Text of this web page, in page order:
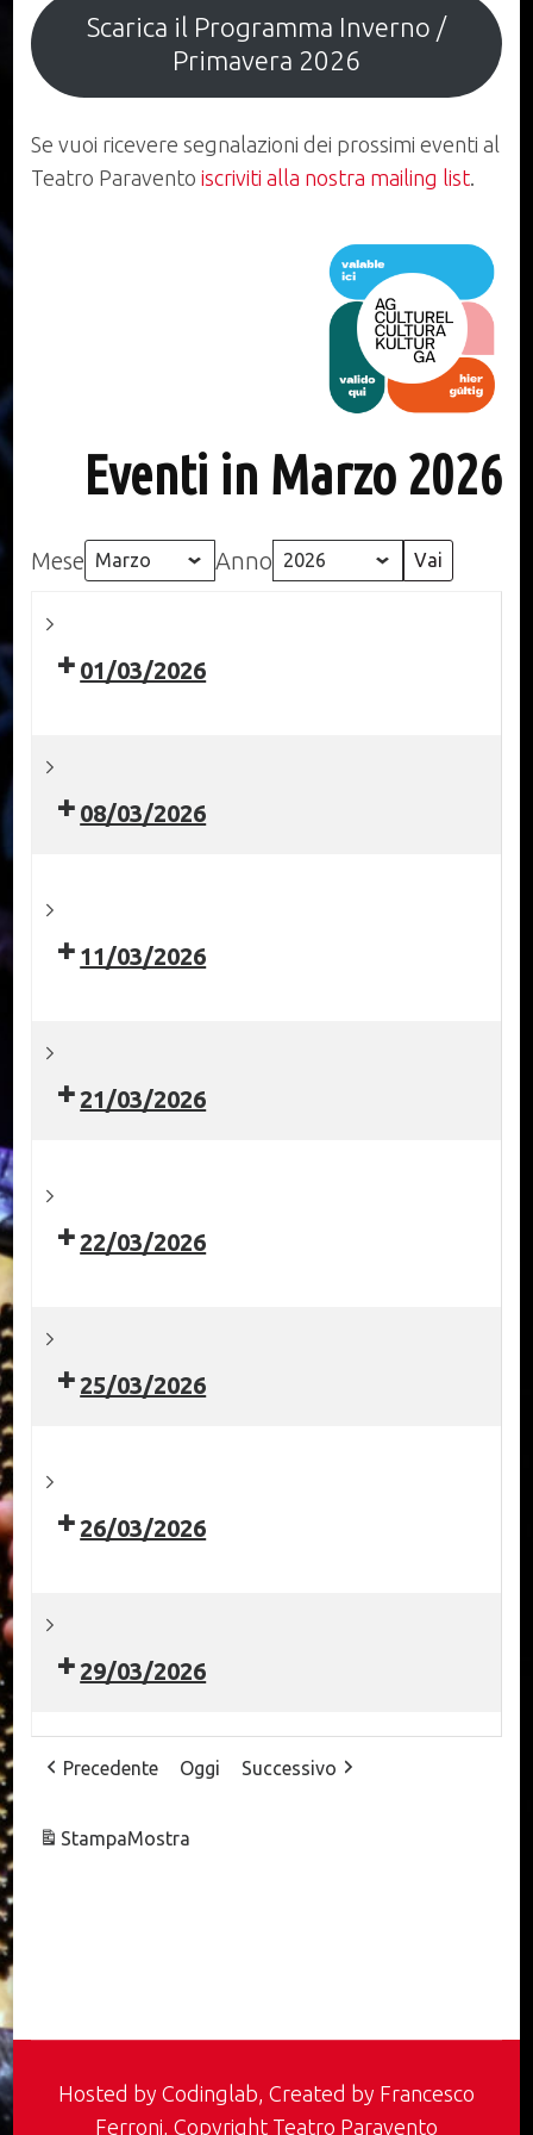
Scarica il Programma Inverno /
Primavera 2026
Se vuoi ricevere segnalazioni dei prossimi eventi al
Teatro Paraventoiscriviti alla nostra mailing list.
Eventi in Marzo 2026
Mese Anno
01/03/2026
08/03/2026
11/03/2026
21/03/2026
22/03/2026
25/03/2026
26/03/2026
29/03/2026
Precedente Oggi Successivo
StampaMostra
Hosted by Codinglab, Created by Francesco
Ferroni, Copyright Teatro Paravento